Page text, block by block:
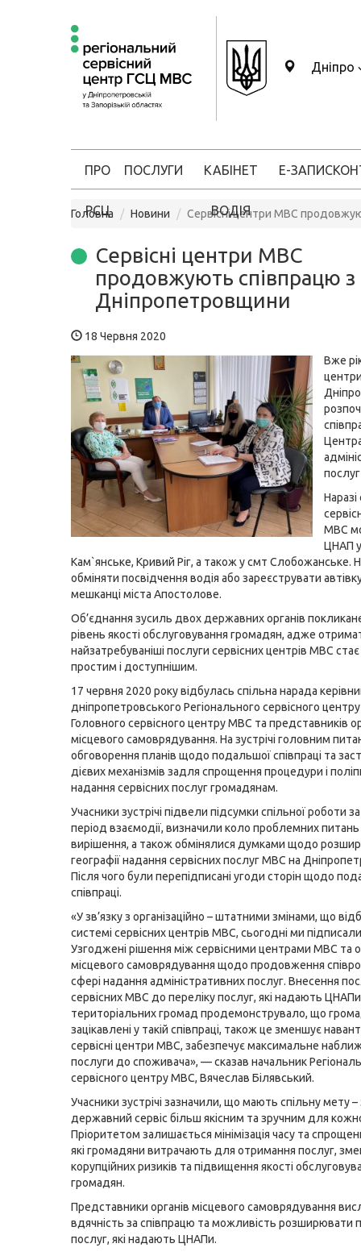
Дніпро
ПРО
РСЦ
ПОСЛУГИ КАБІНЕТ
ВОДІЯ
Е-ЗАПИС
Головна Новини Сервісні центри МВС
Сервісні центри МВС
продовжують співпрацю
Дніпропетровщини
18 Червня 2020
Вже
МВС
ЦНАП у
Кам`янське, Кривий Ріг, а також у смт Слобожанське.
обміняти посвідчення водія або зареєструвати
мешканці міста Апостолове.
Об’єднання зусиль двох державних органів
рівень якості обслуговування громадян, адже
найзатребуваніші послуги сервісних центрів МВС
простим і доступнішим.
17 червня 2020 року відбулась спільна нарада
дніпропетровського Регіонального сервісного центру
Головного сервісного центру МВС та представників
місцевого самоврядування. На зустрічі головним
обговорення планів щодо подальшої співпраці та
дієвих механізмів задля спрощення процедури і
надання сервісних послуг громадянам.
Учасники зустрічі підвели підсумки спільної роботи
період взаємодії, визначили коло проблемних питань
вирішення, а також обмінялися думками щодо
географії надання сервісних послуг МВС на
Після чого були перепідписані угоди сторін щодо
співпраці.
«У зв’язку з організаційно – штатними змінами, що
системі сервісних центрів МВС, сьогодні ми
Узгоджені рішення між сервісними центрами МВС та
місцевого самоврядування щодо продовження
сфері надання адміністративних послуг. Внесення
сервісних МВС до переліку послуг, які надають ЦНАПи
територіальних громад продемонструвало, що
зацікавлені у такій співпраці, також це зменшує
сервісні центри МВС, забезпечує максимальне
послуги до споживача», — сказав начальник
сервісного центру МВС, Вячеслав Білявський.
Учасники зустрічі зазначили, що мають спільну мету
державний сервіс більш якісним та зручним для
Пріоритетом залишається мінімізація часу та
які громадяни витрачають для отримання послуг,
корупційних ризиків та підвищення якості
громадян.
Представники органів місцевого самоврядування
вдячність за співпрацю та можливість розширювати
послуг, які надають ЦНАПи.